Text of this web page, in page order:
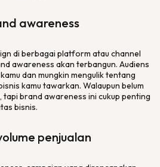
awareness
di berbagai platform atau channel
awareness akan terbangun. Audiens
kamu dan mungkin mengulik tentang
kamu tawarkan. Walaupun belum
tapi brand awareness ini cukup penting
bisnis.
penjualan